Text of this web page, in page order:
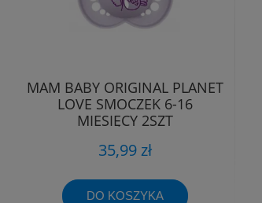
MAM BABY ORIGINAL PLANET
LOVE SMOCZEK 6-16
MIESIĘCY 2SZT
35,99 zł
DO KOSZYKA